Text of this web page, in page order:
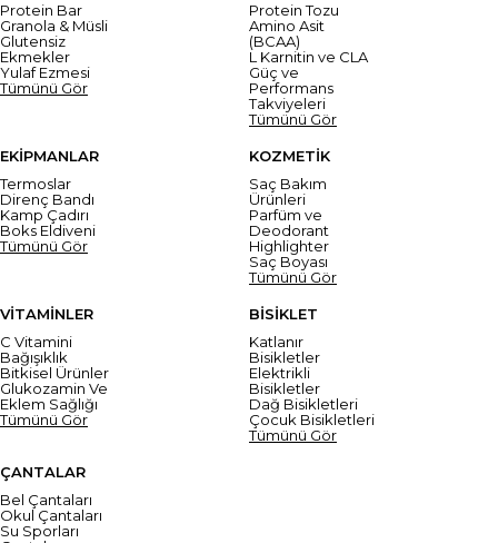
Protein Bar
Granola & Müsli
Glutensiz
Ekmekler
Yulaf Ezmesi
Tümünü Gör
Protein Tozu
Amino Asit
(BCAA)
L Karnitin ve CLA
Güç ve
Performans
Takviyeleri
Tümünü Gör
EKİPMANLAR
Termoslar
Direnç Bandı
Kamp Çadırı
Boks Eldiveni
Tümünü Gör
KOZMETİK
Saç Bakım
Ürünleri
Parfüm ve
Deodorant
Highlighter
Saç Boyası
Tümünü Gör
VİTAMİNLER
C Vitamini
Bağışıklık
Bitkisel Ürünler
Glukozamin Ve
Eklem Sağlığı
Tümünü Gör
BİSİKLET
Katlanır
Bisikletler
Elektrikli
Bisikletler
Dağ Bisikletleri
Çocuk Bisikletleri
Tümünü Gör
ÇANTALAR
Bel Çantaları
Okul Çantaları
Su Sporları